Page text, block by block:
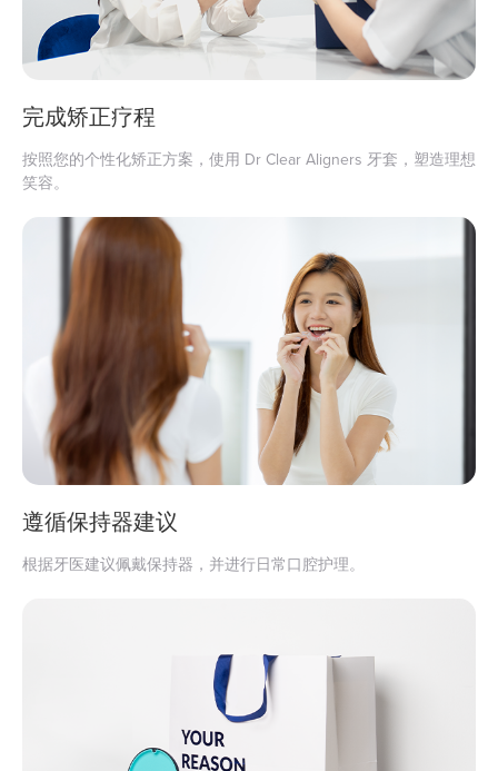
完成矫正疗程
按照您的个性化矫正方案，使用 Dr Clear Aligners 牙套，塑造理想
笑容。
遵循保持器建议
根据牙医建议佩戴保持器，并进行日常口腔护理。